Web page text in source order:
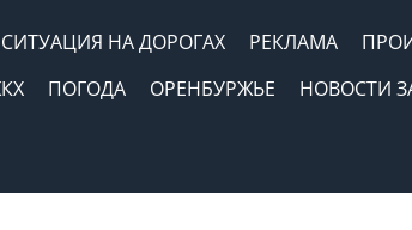
СИТУАЦИЯ НА ДОРОГАХ РЕКЛАМА
ПОГОДА ОРЕНБУРЖЬЕ
НОВОСТИ